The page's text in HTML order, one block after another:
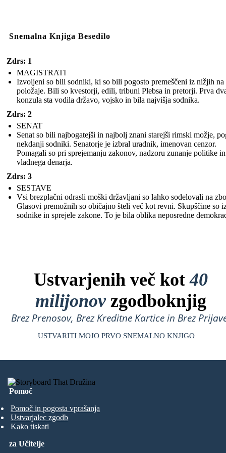
Snemalna Knjiga Besedilo
Zdrs: 1
MAGISTRATI
Izvoljeni so bili sodniki, ki so bili pogosto premeščeni iz nižjih na
položaje. Bili so kvestorji, edili, tribuni Plebsa in pretorji. Prva
konzula sta vodila državo, vojsko in bila najvišja sodnika.
Zdrs: 2
SENAT
Senat so bili najbogatejši in najbolj znani starejši rimski možje,
nekdanji sodniki. Senatorje je izbral uradnik, imenovan cenzor.
Pomagali so pri sprejemanju zakonov, nadzoru zunanje politike in
vladnega denarja.
Zdrs: 3
SESTAVE
Vsi brezplačni odrasli moški državljani so lahko sodelovali na
Glasovi premožnih so običajno šteli več kot revni. Skupščine so
sodnike in sprejele zakone. To je bila oblika neposredne
Ustvarjenih več kot40
milijonovzgodboknjig
Brez Prenosov, Brez Kreditne Kartice in Brez
USTVARITI MOJO PRVO SNEMALNO KNJIGO
Pomoč
Pomoč in pogosta vprašanja
Ustvarjalec zgodb
Kako tiskati
za Učitelje